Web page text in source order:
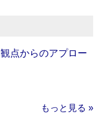
点からのアプロー
もっと見る »